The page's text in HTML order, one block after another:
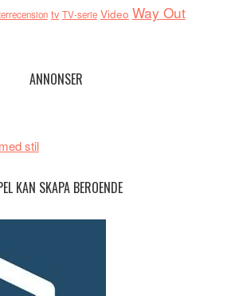
tv TV-serie Video Way Out
ANNONSER
stil
KAN SKAPA BEROENDE